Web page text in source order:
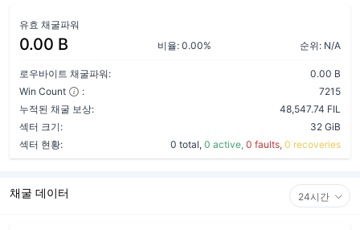
유효 채굴파워
0.00 B 비율: 0.00% 순위: N/A
로우바이트 채굴파워:
0.00 B
Win Count
:
7215
누적된 채굴 보상:
48,547.74 FIL
섹터 크기:
32 GiB
섹터 현황:
0 total, 0 active, 0 faults, 0 recoveries
채굴 데이터 24시간